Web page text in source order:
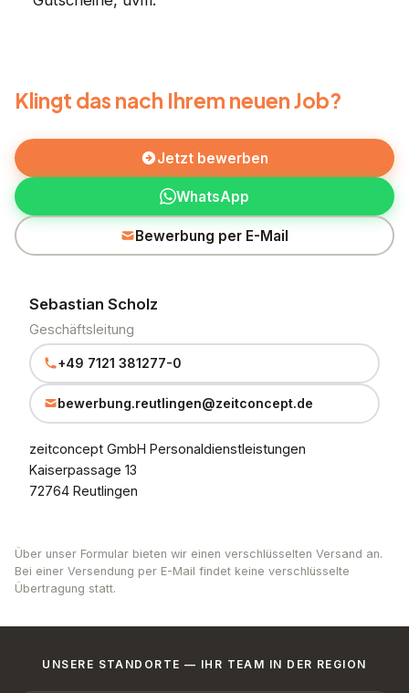
Klingt das nach Ihrem neuen Job?
Jetzt bewerben
WhatsApp
Bewerbung per E-Mail
Sebastian Scholz
Geschäftsleitung
+49 7121 381277-0
bewerbung.reutlingen@zeitconcept.de
zeitconcept GmbH Personaldienstleistungen
Kaiserpassage 13
72764 Reutlingen
Über unser Formular bieten wir einen verschlüsselten Versand an.
Bei einer Versendung per E-Mail findet keine verschlüsselte
Übertragung statt.
UNSERE STANDORTE — IHR TEAM IN DER REGION